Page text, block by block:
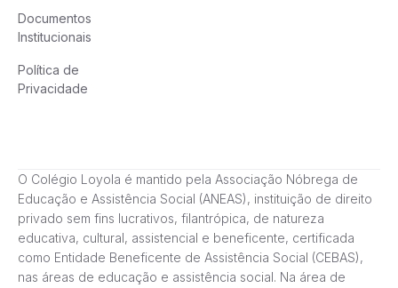
Documentos
Institucionais
Política de
Privacidade
O Colégio Loyola é mantido pela Associação Nóbrega de
Educação e Assistência Social (ANEAS), instituição de direito
privado sem fins lucrativos, filantrópica, de natureza
educativa, cultural, assistencial e beneficente, certificada
como Entidade Beneficente de Assistência Social (CEBAS),
nas áreas de educação e assistência social. Na área de